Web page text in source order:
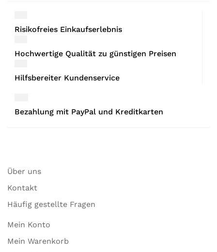
Risikofreies Einkaufserlebnis
Hochwertige Qualität zu günstigen Preisen
Hilfsbereiter Kundenservice
Bezahlung mit PayPal und Kreditkarten
Über uns
Kontakt
Häufig gestellte Fragen
Mein Konto
Mein Warenkorb